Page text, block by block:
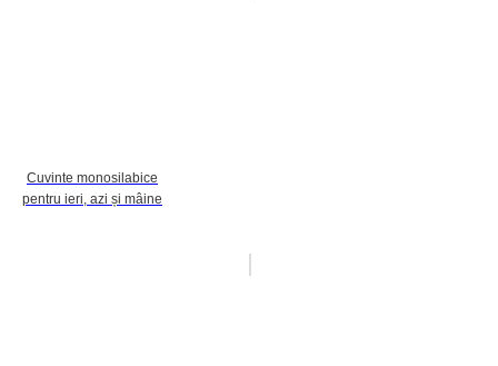
Cuvinte monosilabice
pentru ieri, azi și mâine